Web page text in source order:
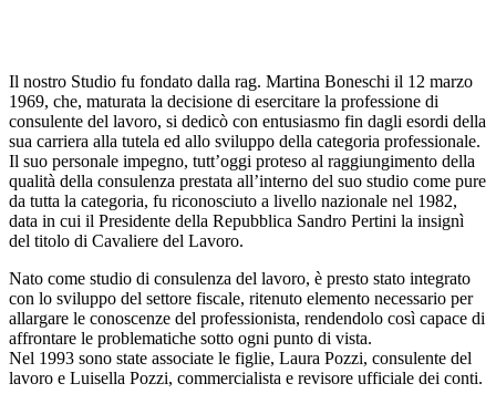
Il nostro Studio fu fondato dalla rag. Martina Boneschi il 12 marzo
1969, che, maturata la decisione di esercitare la professione di
consulente del lavoro, si dedicò con entusiasmo fin dagli esordi della
sua carriera alla tutela ed allo sviluppo della categoria professionale.
Il suo personale impegno, tutt’oggi proteso al raggiungimento della
qualità della consulenza prestata all’interno del suo studio come pure
da tutta la categoria, fu riconosciuto a livello nazionale nel 1982,
data in cui il Presidente della Repubblica Sandro Pertini la insignì
del titolo di Cavaliere del Lavoro.
Nato come studio di consulenza del lavoro, è presto stato integrato
con lo sviluppo del settore fiscale, ritenuto elemento necessario per
allargare le conoscenze del professionista, rendendolo così capace di
affrontare le problematiche sotto ogni punto di vista.
Nel 1993 sono state associate le figlie, Laura Pozzi, consulente del
lavoro e Luisella Pozzi, commercialista e revisore ufficiale dei conti.